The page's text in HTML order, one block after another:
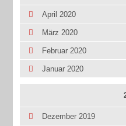
April 2020
März 2020
Februar 2020
Januar 2020
Dezember 2019